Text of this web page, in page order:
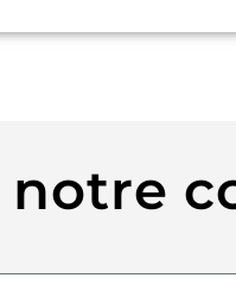
notre